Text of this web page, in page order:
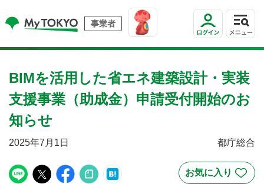
事業者
BIMを活用した省エネ建築設計・実装
支援事業（助成金）申請受付開始のお
知らせ
2025年7月1日 都庁総合